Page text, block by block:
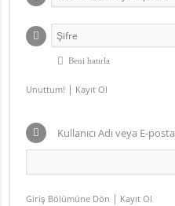
Beni hatırla
Unuttum! | Kayıt Ol
Kullanıcı Adı veya E-posta
Giriş Bölümüne Dön | Kayıt Ol